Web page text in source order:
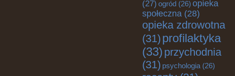
(27) ogród (26) opieka
społeczna (28)
opieka zdrowotna
(31) profilaktyka
(33) przychodnia
(31) psychologia (26)